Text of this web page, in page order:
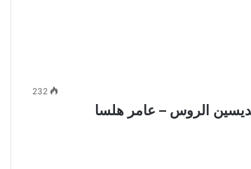
232
الروس – عامر هلسا